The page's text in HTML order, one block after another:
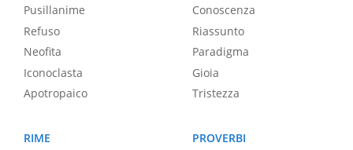
Pusillanime
Refuso
Neofita
Iconoclasta
Apotropaico
Conoscenza
Riassunto
Paradigma
Gioia
Tristezza
RIME
PROVERBI